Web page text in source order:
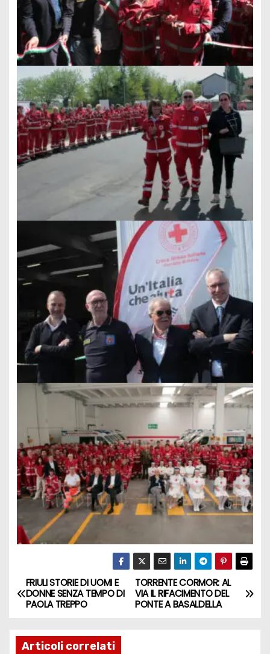
TORRENTE CORMOR: AL
VIA IL RIFACIMENTO DEL
PONTE A BASALDELLA
FRIULI STORIE DI UOMI E
DONNE SENZA TEMPO DI
PAOLA TREPPO
Articoli correlati